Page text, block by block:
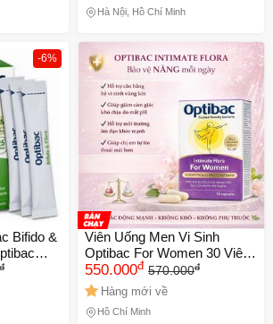
Hà Nội, Hồ Chí Minh
-6%
Bifido &
Xơ
- S/P
đ
Viên Uống Men Vi Sinh
Optibac For Women 30 Viên–
Cân Bằng Vi Khuẩn Hỗ Trợ
Vùng Kín
550.000đ 570.000đ
Hàng mới về
Hồ Chí Minh
Đừng Bỏ Lỡ! 🎁
Giá Dành Riêng Cho Bạn
-cho bất kỳ đơn hàng nào.
XXX-XXXX
lần
hàng từ: 0
hàng:
LẤY MÃ NGAY